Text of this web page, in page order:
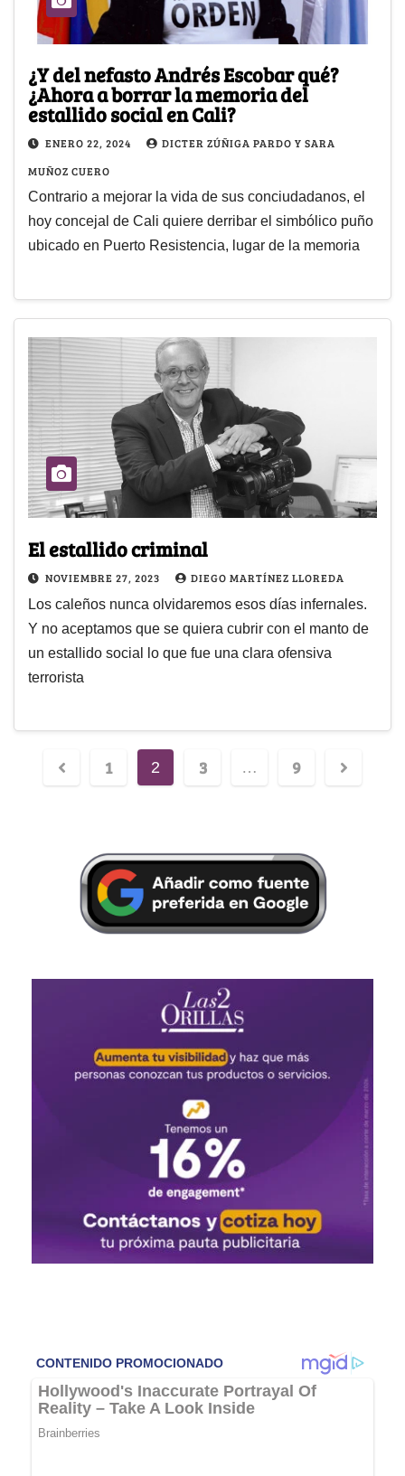
¿Y del nefasto Andrés Escobar qué?
¿Ahora a borrar la memoria del
estallido social en Cali?
ENERO 22, 2024
DICTER ZÚÑIGA PARDO Y SARA
MUÑOZ CUERO
Contrario a mejorar la vida de sus conciudadanos, el
hoy concejal de Cali quiere derribar el simbólico puño
ubicado en Puerto Resistencia, lugar de la memoria
El estallido criminal
NOVIEMBRE 27, 2023 DIEGO MARTÍNEZ LLOREDA
Los caleños nunca olvidaremos esos días infernales.
Y no aceptamos que se quiera cubrir con el manto de
un estallido social lo que fue una clara ofensiva
terrorista
1 2 3 … 9